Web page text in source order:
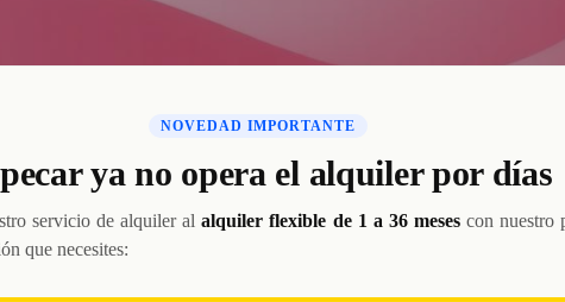
NOVEDAD IMPORTANTE
ya no opera el alquiler por días
servicio de alquiler alalquiler flexible de 1 a 36 mesescon nuestro
que necesites: